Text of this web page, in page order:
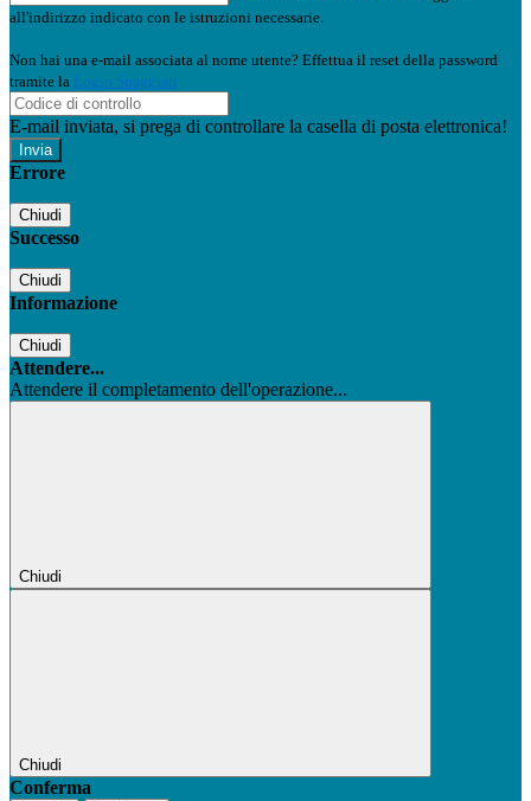
all'indirizzo indicato con le istruzioni necessarie.
Non hai una e-mail associata al nome utente? Effettua il reset della password
tramite la Login Spaggiari
E-mail inviata, si prega di controllare la casella di posta elettronica!
Errore
Chiudi
Successo
Chiudi
Informazione
Chiudi
Attendere...
Attendere il completamento dell'operazione...
Chiudi
Chiudi
Conferma